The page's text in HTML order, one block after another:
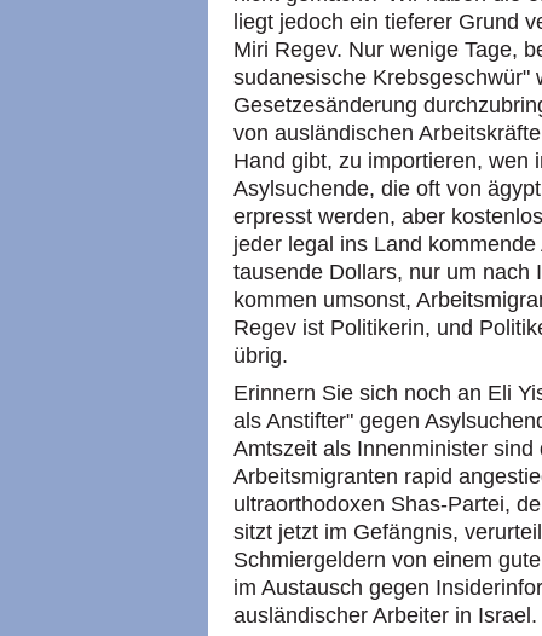
liegt jedoch ein tieferer Grund
Miri Regev. Nur wenige Tage,
sudanesische Krebsgeschwür"
Gesetzesänderung
von ausländischen
Hand gibt, zu importieren, wen
Asylsuchende, die oft von
erpresst werden, aber
jeder legal ins Land
tausende Dollars, nur um nach
kommen umsonst,
Regev ist Politikerin, und
übrig.
Erinnern Sie sich noch an Eli
als Anstifter" gegen
Amtszeit als Innenminister
Arbeitsmigranten rapid
ultraorthodoxen Shas-Partei,
sitzt jetzt im Gefängnis,
Schmiergeldern von einem
im Austausch gegen
ausländischer Arbeiter in Israel.